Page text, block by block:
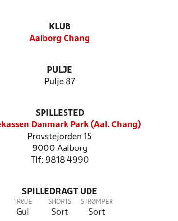
KLUB
Aalborg Chang
PULJE
Pulje 87
SPILLESTED
Danmark Park (Aal. Chang)
Provstejorden 15
9000 Aalborg
Tlf: 9818 4990
SPILLEDRAGT UDE
TRØJE
Gul
SHORTS
Sort
STRØMPER
Sort